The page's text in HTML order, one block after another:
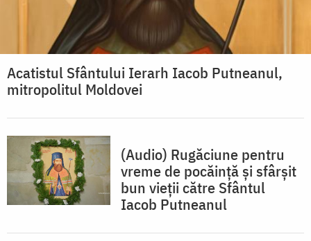
Acatistul Sfântului Ierarh Iacob Putneanul,
mitropolitul Moldovei
(Audio) Rugăciune pentru
vreme de pocăință și sfârșit
bun vieții către Sfântul
Iacob Putneanul